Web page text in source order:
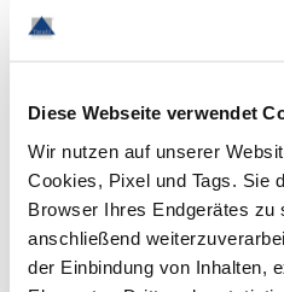
Diese Webseite verwendet
Wir nutzen auf unserer
Cookies, Pixel und Tags. Sie
Browser Ihres Endgerätes zu
anschließend
der Einbindung von Inhalten,